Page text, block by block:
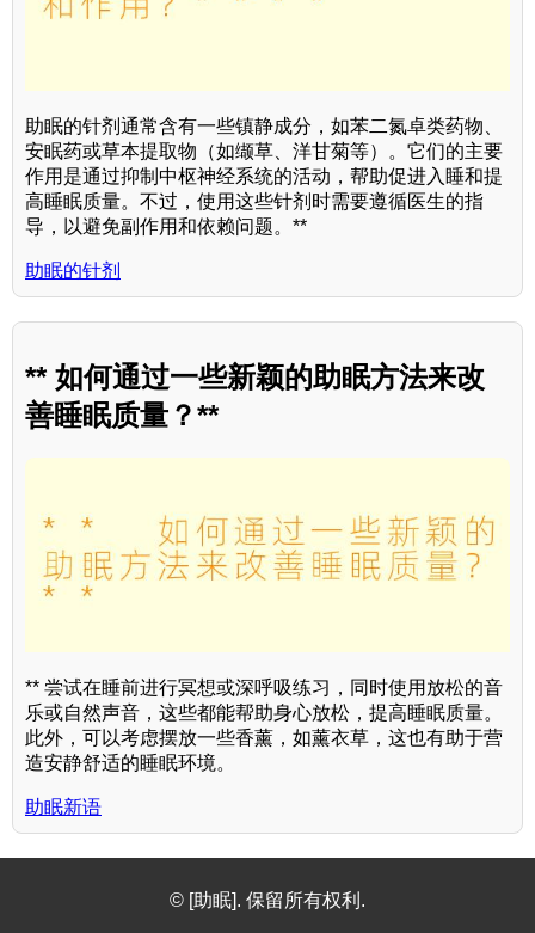
助眠的针剂通常含有一些镇静成分，如苯二氮卓类药物、
安眠药或草本提取物（如缬草、洋甘菊等）。它们的主要
作用是通过抑制中枢神经系统的活动，帮助促进入睡和提
高睡眠质量。不过，使用这些针剂时需要遵循医生的指
导，以避免副作用和依赖问题。**
助眠的针剂
** 如何通过一些新颖的助眠方法来改
善睡眠质量？**
** 尝试在睡前进行冥想或深呼吸练习，同时使用放松的音
乐或自然声音，这些都能帮助身心放松，提高睡眠质量。
此外，可以考虑摆放一些香薰，如薰衣草，这也有助于营
造安静舒适的睡眠环境。
助眠新语
© [助眠]. 保留所有权利.